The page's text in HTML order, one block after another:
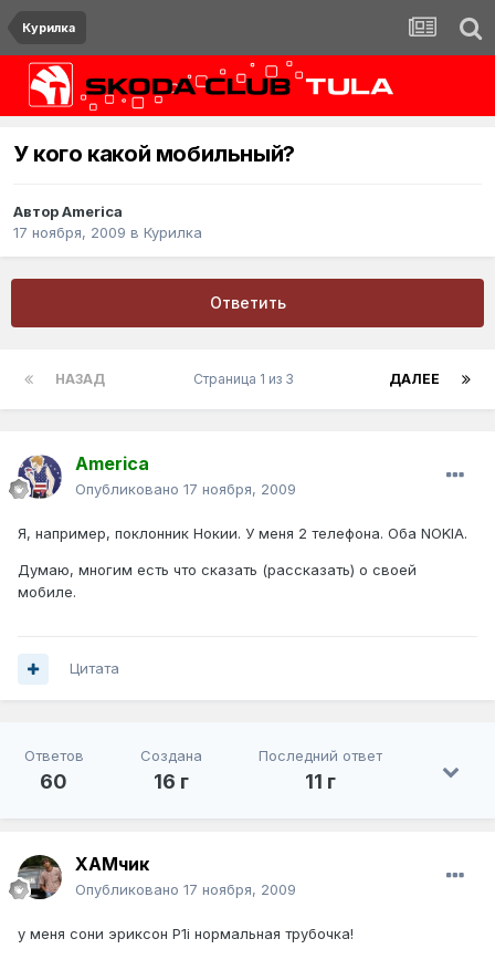
Курилка
У кого какой мобильный?
АвторAmerica
17 ноября, 2009 в Курилка
Ответить
НАЗАД ДАЛЕЕ
Страница 1 из 3
America
Опубликовано 17 ноября, 2009
Я, например, поклонник Нокии. У меня 2 телефона. Оба NOKIA.
Думаю, многим есть что сказать (рассказать) о своей
мобиле.
Цитата
Ответов
60
Создана
16 г
Последний ответ
11 г
ХАМчик
Опубликовано 17 ноября, 2009
у меня сони эриксон P1i нормальная трубочка!